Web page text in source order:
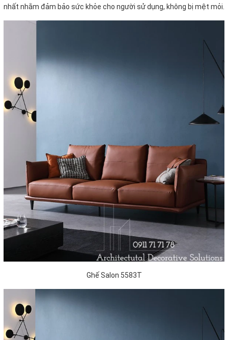
nhất nhằm đảm bảo sức khỏe cho người sử dụng, không bị mệt mỏi.
Ghế Salon 5583T